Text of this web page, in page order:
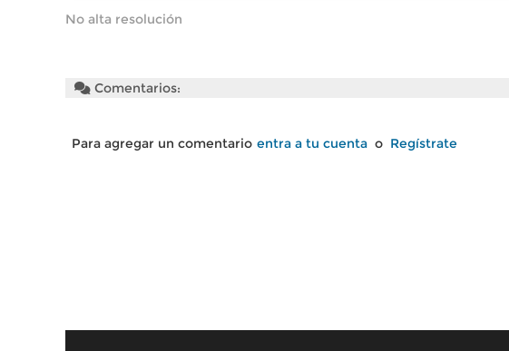
No alta resolución
Comentarios:
Para agregar un comentario entra a tu cuenta o Regístrate